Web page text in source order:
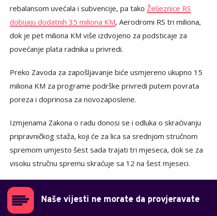
rebalansom uvećala i subvencije, pa tako Željeznice RS
dobijaju dodatnih 35 miliona KM, Aerodromi RS tri miliona,
dok je pet miliona KM više izdvojeno za podsticaje za
povećanje plata radnika u privredi.
Preko Zavoda za zapošljavanje biće usmjereno ukupno 15
miliona KM za programe podrške privredi putem povrata
poreza i doprinosa za novozaposlene.
Izmjenama Zakona o radu donosi se i odluka o skraćivanju
pripravničkog staža, koji će za lica sa srednjom stručnom
spremom umjesto šest sada trajati tri mjeseca, dok se za
visoku stručnu spremu skraćuje sa 12 na šest mjeseci.
Naše vijesti ne morate da provjeravate